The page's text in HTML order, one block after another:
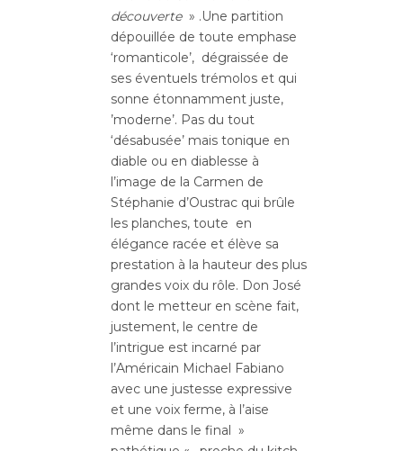
découverte» .Une partition
dépouillée de toute emphase
‘romanticole’, dégraissée de
ses éventuels trémolos et qui
sonne étonnamment juste,
’moderne’. Pas du tout
‘désabusée’ mais tonique en
diable ou en diablesse à
l’image de la Carmen de
Stéphanie d’Oustrac qui brûle
les planches, toute en
élégance racée et élève sa
prestation à la hauteur des plus
grandes voix du rôle. Don José
dont le metteur en scène fait,
justement, le centre de
l’intrigue est incarné par
l’Américain Michael Fabiano
avec une justesse expressive
et une voix ferme, à l’aise
même dans le final »